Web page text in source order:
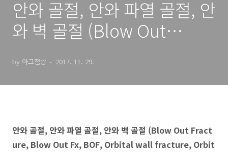
안와 골절, 안와 파열 골절, 안
와 벽 골절 (Blow Out
BOF, Orbital wall fracture,
Orbital wall Fx.)의 기전, 원
by 아그점빵 2017. 11. 29.
안와 골절, 안와 파열 골절, 안와 벽 골절 (Blow Out Fract
ure, Blow Out Fx, BOF, Orbital wall fracture, Orbit